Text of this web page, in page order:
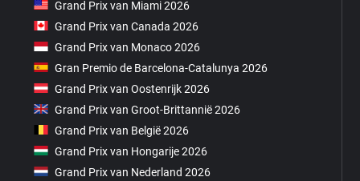
Grand Prix van Miami 2026
Grand Prix van Canada 2026
Grand Prix van Monaco 2026
Gran Premio de Barcelona-Catalunya 2026
Grand Prix van Oostenrijk 2026
Grand Prix van Groot-Brittannië 2026
Grand Prix van België 2026
Grand Prix van Hongarije 2026
Grand Prix van Nederland 2026